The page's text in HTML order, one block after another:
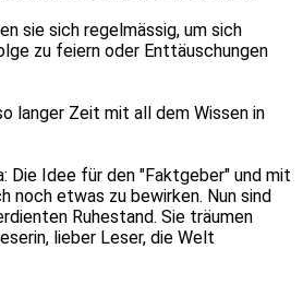
sie sich regelmässig, um sich
zu feiern oder Enttäuschungen
langer Zeit mit all dem Wissen in
Die Idee für den "Faktgeber" und mit
noch etwas zu bewirken. Nun sind
Ruhestand. Sie träumen
lieber Leser, die Welt